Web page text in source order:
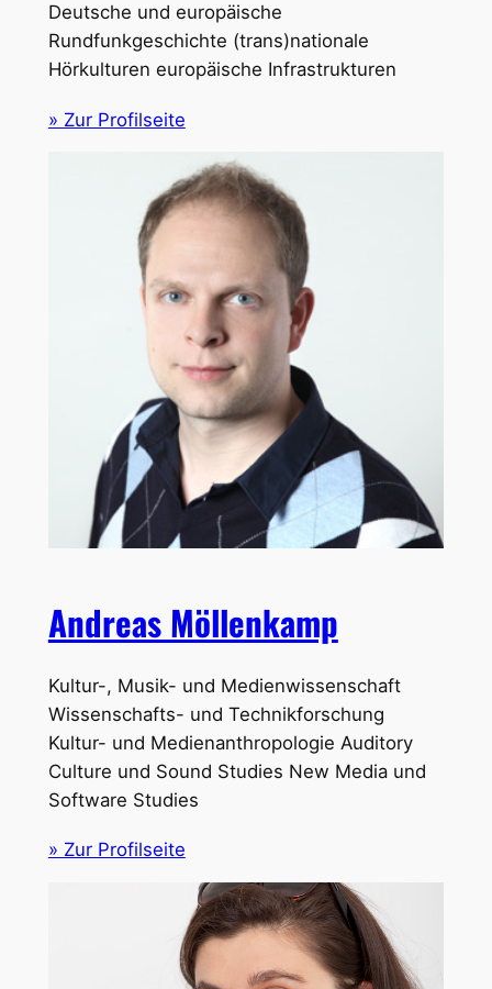
Deutsche und europäische
Rundfunkgeschichte (trans)nationale
Hörkulturen europäische Infrastrukturen
» Zur Profilseite
Andreas Möllenkamp
Kultur-, Musik- und Medienwissenschaft
Wissenschafts- und Technikforschung
Kultur- und Medienanthropologie Auditory
Culture und Sound Studies New Media und
Software Studies
» Zur Profilseite